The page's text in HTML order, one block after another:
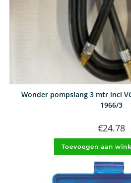
Wonder pompslang 3 mtr incl
1966/3
€24.78
Toevoegen aan